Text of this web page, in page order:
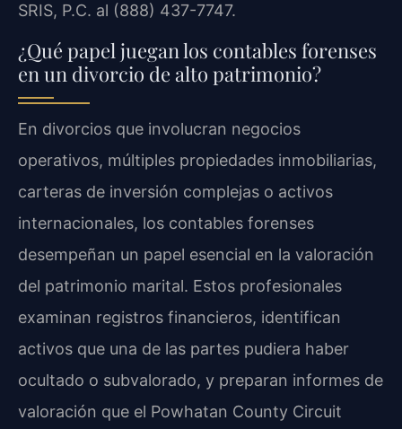
SRIS, P.C. al (888) 437-7747.
¿Qué papel juegan los contables forenses
en un divorcio de alto patrimonio?
En divorcios que involucran negocios
operativos, múltiples propiedades inmobiliarias,
carteras de inversión complejas o activos
internacionales, los contables forenses
desempeñan un papel esencial en la valoración
del patrimonio marital. Estos profesionales
examinan registros financieros, identifican
activos que una de las partes pudiera haber
ocultado o subvalorado, y preparan informes de
valoración que el Powhatan County Circuit